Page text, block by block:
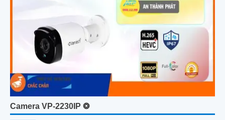
Camera VP-2230IP ❂